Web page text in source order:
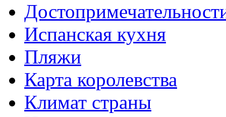
Испанская кухня
Пляжи
Карта королевства
Климат страны